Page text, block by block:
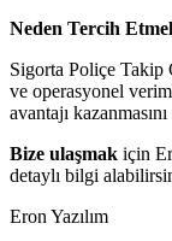
Neden Tercih
Sigorta Poliçe Takip
ve operasyonel
avantajı
Bize ulaşmak için
detaylı bilgi
Eron Yazılım